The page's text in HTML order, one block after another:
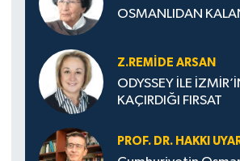
OSMANLIDAN
Z.REMIDE ARSAN
ODYSSEY İLE
KAÇIRDIĞI FIRSAT
PROF. DR. HAKKI